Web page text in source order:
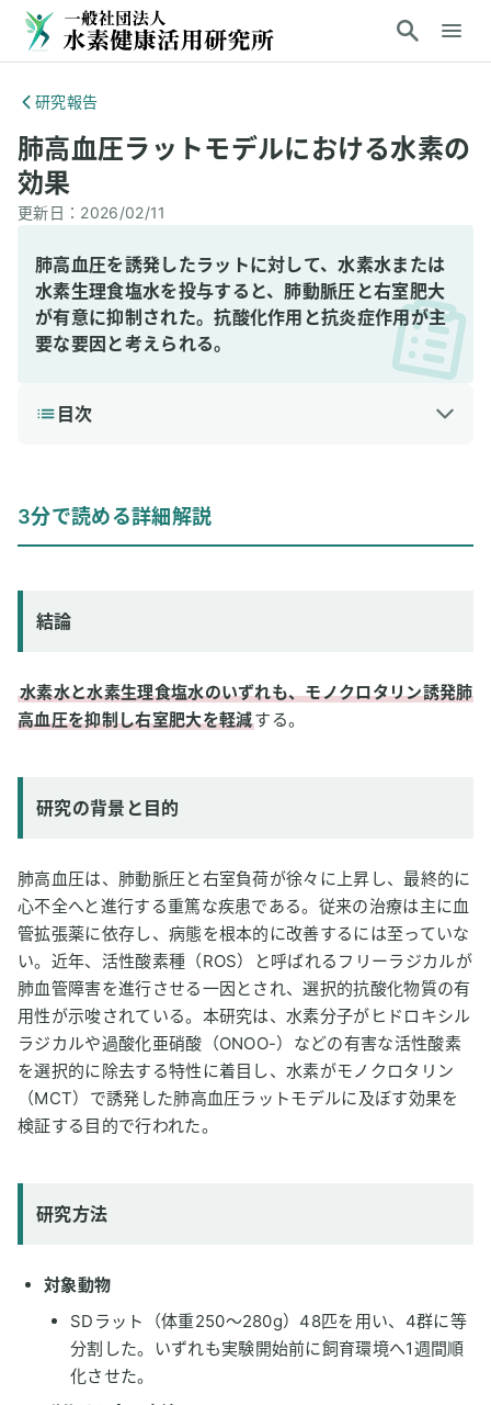
研究報告
肺高血圧ラットモデルにおける水素の
効果
更新日： 2026/02/11
肺高血圧を誘発したラットに対して、水素水または
水素生理食塩水を投与すると、肺動脈圧と右室肥大
が有意に抑制された。抗酸化作用と抗炎症作用が主
要な要因と考えられる。
目次
3分で読める詳細解説
結論
水素水と水素生理食塩水のいずれも、モノクロタリン誘発肺
高血圧を抑制し右室肥大を軽減する。
研究の背景と目的
肺高血圧は、肺動脈圧と右室負荷が徐々に上昇し、最終的に
心不全へと進行する重篤な疾患である。従来の治療は主に血
管拡張薬に依存し、病態を根本的に改善するには至っていな
い。近年、活性酸素種（ROS）と呼ばれるフリーラジカルが
肺血管障害を進行させる一因とされ、選択的抗酸化物質の有
用性が示唆されている。本研究は、水素分子がヒドロキシル
ラジカルや過酸化亜硝酸（ONOO-）などの有害な活性酸素
を選択的に除去する特性に着目し、水素がモノクロタリン
（MCT）で誘発した肺高血圧ラットモデルに及ぼす効果を
検証する目的で行われた。
研究方法
対象動物
SDラット（体重250〜280g）48匹を用い、4群に等
分割した。いずれも実験開始前に飼育環境へ1週間順
化させた。